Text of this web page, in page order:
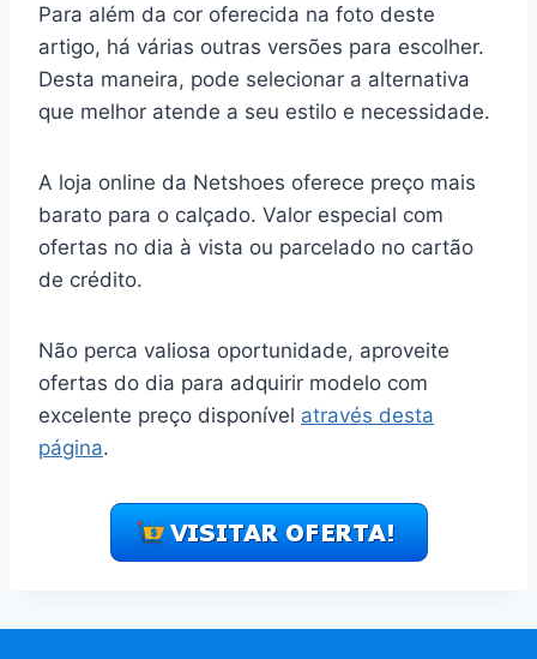
Para além da cor oferecida na foto deste
artigo, há várias outras versões para escolher.
Desta maneira, pode selecionar a alternativa
que melhor atende a seu estilo e necessidade.
A loja online da Netshoes oferece preço mais
barato para o calçado. Valor especial com
ofertas no dia à vista ou parcelado no cartão
de crédito.
Não perca valiosa oportunidade, aproveite
ofertas do dia para adquirir modelo com
excelente preço disponível através desta
página.